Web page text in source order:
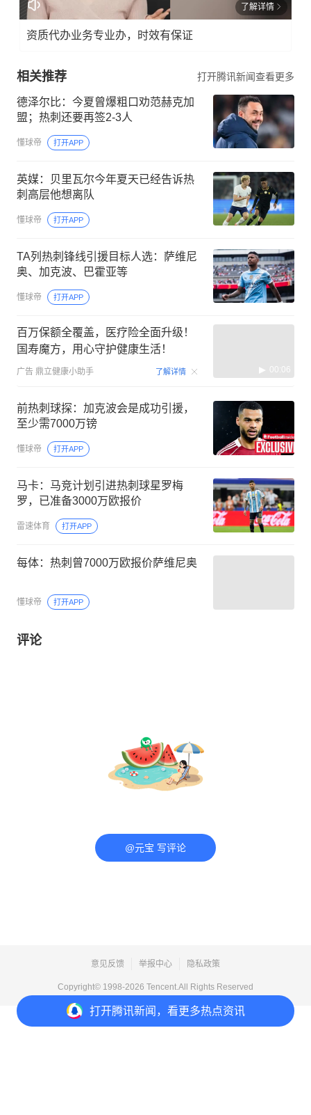
打开腾讯新闻，看更多热点资讯
了解详情
资质代办业务专业办，时效有保证
相关推荐 打开腾讯新闻查看更多
德泽尔比：今夏曾爆粗口劝范赫克加
盟；热刺还要再签2-3人
懂球帝 打开APP
英媒：贝里瓦尔今年夏天已经告诉热
刺高层他想离队
懂球帝 打开APP
TA列热刺锋线引援目标人选：萨维尼
奥、加克波、巴霍亚等
懂球帝 打开APP
百万保额全覆盖，医疗险全面升级！
国寿魔方，用心守护健康生活！
广告 鼎立健康小助手 了解详情 00:06
前热刺球探：加克波会是成功引援，
至少需7000万镑
懂球帝 打开APP
马卡：马竞计划引进热刺球星罗梅
罗，已准备3000万欧报价
雷速体育 打开APP
每体：热刺曾7000万欧报价萨维尼奥
懂球帝 打开APP
评论
@元宝 写评论
意见反馈 举报中心 隐私政策
Copyright© 1998-2026 Tencent.All Rights Reserved